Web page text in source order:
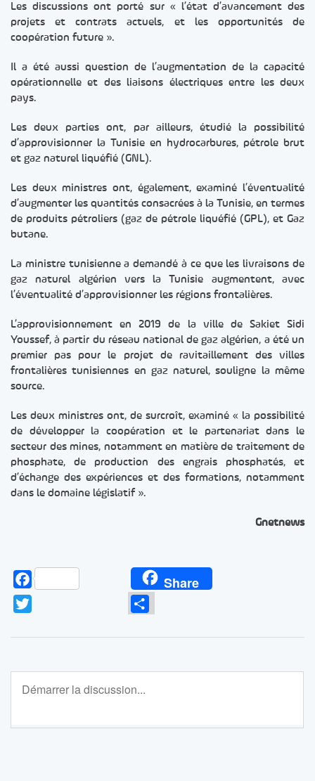
Les discussions ont porté sur « l’état d’avancement des
projets et contrats actuels, et les opportunités de
coopération future ».
Il a été aussi question de l’augmentation de la capacité
opérationnelle et des liaisons électriques entre les deux
pays.
Les deux parties ont, par ailleurs, étudié la possibilité
d’approvisionner la Tunisie en hydrocarbures, pétrole brut
et gaz naturel liquéfié (GNL).
Les deux ministres ont, également, examiné l’éventualité
d’augmenter les quantités consacrées à la Tunisie, en termes
de produits pétroliers (gaz de pétrole liquéfié (GPL), et Gaz
butane.
La ministre tunisienne a demandé à ce que les livraisons de
gaz naturel algérien vers la Tunisie augmentent, avec
l’éventualité d’approvisionner les régions frontalières.
L’approvisionnement en 2019 de la ville de Sakiet Sidi
Youssef, à partir du réseau national de gaz algérien, a été un
premier pas pour le projet de ravitaillement des villes
frontalières tunisiennes en gaz naturel, souligne la même
source.
Les deux ministres ont, de surcroît, examiné « la possibilité
de développer la coopération et le partenariat dans le
secteur des mines, notamment en matière de traitement de
phosphate, de production des engrais phosphatés, et
d’échange des expériences et des formations, notamment
dans le domaine législatif ».
Gnetnews
Facebook Share
Partager